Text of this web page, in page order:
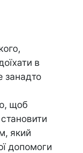
в
занадто
щоб
який
допомоги